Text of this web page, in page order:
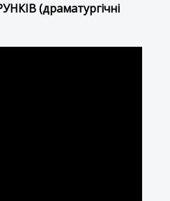
(драматургічні